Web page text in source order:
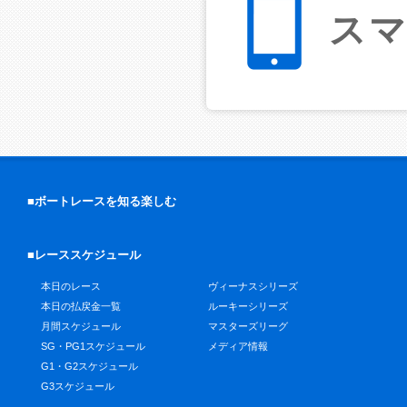
ス
■ボートレースを知る楽しむ
■レーススケジュール
本日のレース
本日の払戻金一覧
月間スケジュール
SG・PG1スケジュール
G1・G2スケジュール
G3スケジュール
ヴィーナスシリーズ
ルーキーシリーズ
マスターズリーグ
メディア情報